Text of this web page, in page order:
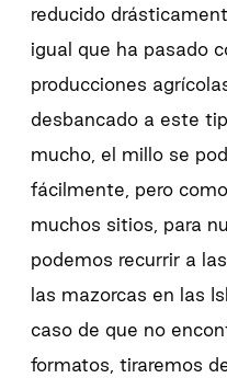
reducido
igual que ha pasado
producciones
desbancado a este
mucho, el millo se
fácilmente, pero
muchos sitios, para
podemos recurrir a
las mazorcas en las
caso de que no
formatos, tiraremos